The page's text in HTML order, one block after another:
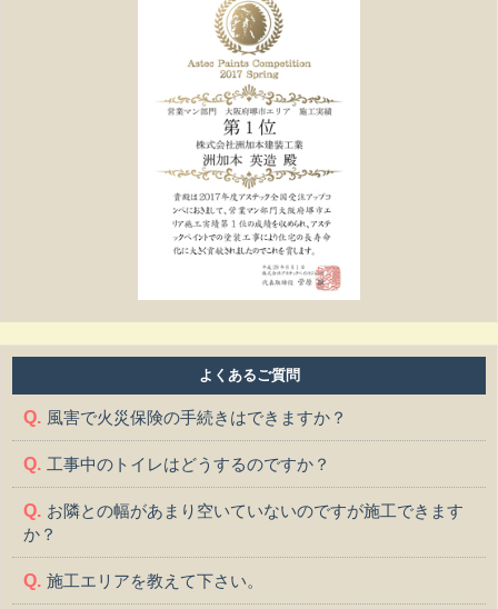
よくあるご質問
風害で火災保険の手続きはできますか？
工事中のトイレはどうするのですか？
お隣との幅があまり空いていないのですが施工できます
か？
施工エリアを教えて下さい。